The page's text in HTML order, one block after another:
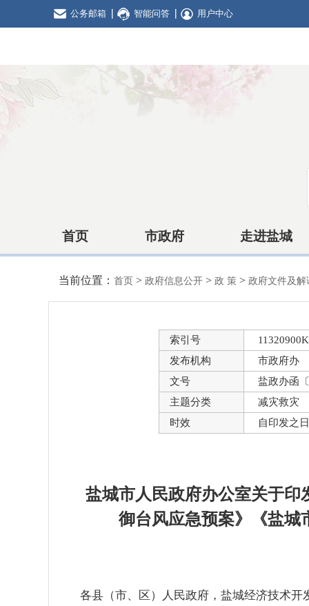
公务邮箱 智能问答 用户中心
首页 市政府 走进盐城
当前位置： 首页 > 政府信息公开 > 政 策 > 政府文件及
索引号
发布机构
市政府办
文号
盐政办函
主题分类
减灾救灾
时效
自印发之
盐城市人民政府办公室关于印
御台风应急预案》《盐城
各县（市、区）人民政府，盐城经济技术